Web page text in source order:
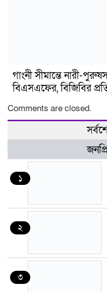
গাংনী সীমান্তে নারী-
বিএসএফের, বিজিবির
Comments are closed.
১
২
৩